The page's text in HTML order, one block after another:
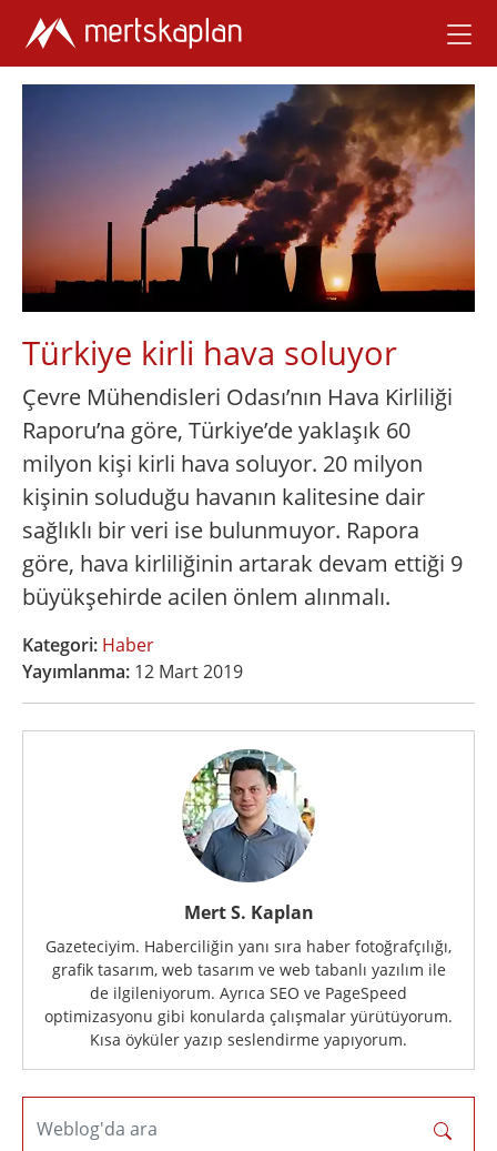
Türkiye kirli hava soluyor
Çevre Mühendisleri Odası’nın Hava Kirliliği
Raporu’na göre, Türkiye’de yaklaşık 60
milyon kişi kirli hava soluyor. 20 milyon
kişinin soluduğu havanın kalitesine dair
sağlıklı bir veri ise bulunmuyor. Rapora
göre, hava kirliliğinin artarak devam ettiği 9
büyükşehirde acilen önlem alınmalı.
Kategori: Haber
Yayımlanma: 12 Mart 2019
Mert S. Kaplan
Gazeteciyim. Haberciliğin yanı sıra haber fotoğrafçılığı,
grafik tasarım, web tasarım ve web tabanlı yazılım ile
de ilgileniyorum. Ayrıca SEO ve PageSpeed
optimizasyonu gibi konularda çalışmalar yürütüyorum.
Kısa öyküler yazıp seslendirme yapıyorum.
Weblog'da ara